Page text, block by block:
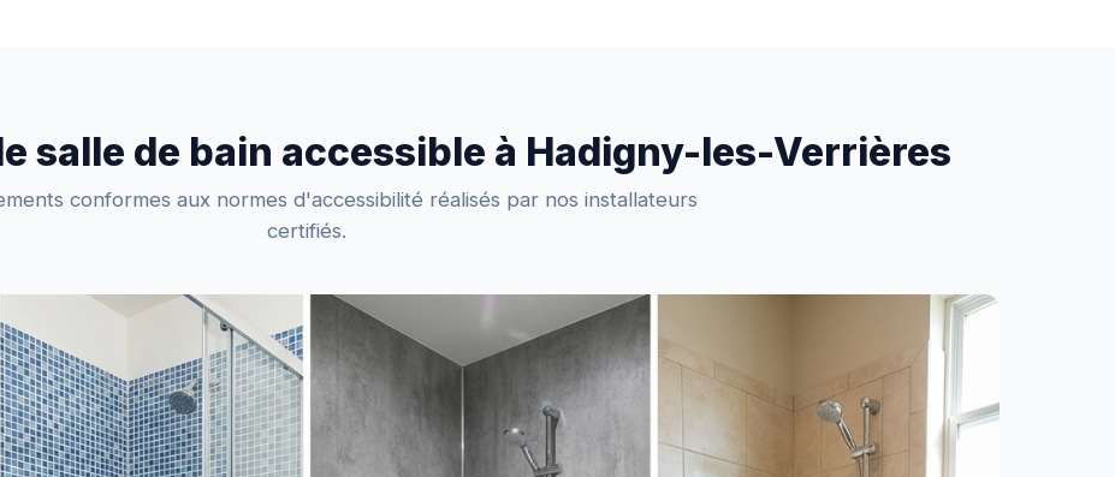
salle de bain accessible à Hadigny-les-Verrières
conformes aux normes d'accessibilité réalisés par nos installateurs
certifiés.